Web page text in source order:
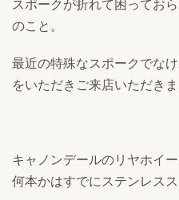
スポークが折れて困ってお
のこと。
最近の特殊なスポークでな
をいただきご来店いただきま
キャノンデールのリヤホイ
何本かはすでにステンレス